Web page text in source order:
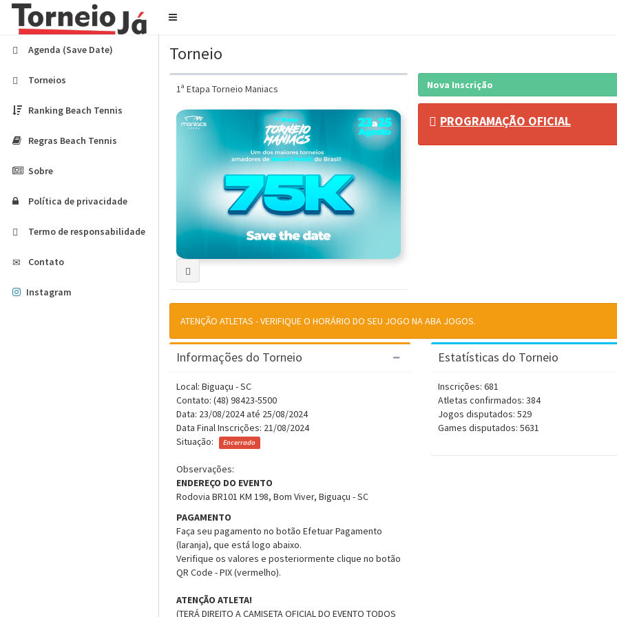
Navegar
Agenda (Save Date)
Torneios
Ranking Beach Tennis
Regras Beach Tennis
Sobre
Política de privacidade
Termo de responsabilidade
Contato
Instagram
Torneio
1ª Etapa Torneio Maniacs Nova Inscrição
PROGRAMAÇÃO OFICIAL
ATENÇÃO ATLETAS - VERIFIQUE O HORÁRIO DO SEU JOGO NA ABA JOGOS.
Informações do Torneio
Local: Biguaçu - SC
Contato: (48) 98423-5500
Data: 23/08/2024 até 25/08/2024
Data Final Inscrições: 21/08/2024
Situação:
Encerrado
Observações:
ENDEREÇO DO EVENTO
Rodovia BR101 KM 198, Bom Viver, Biguaçu - SC
PAGAMENTO
Faça seu pagamento no botão Efetuar Pagamento
(laranja), que está logo abaixo.
Verifique os valores e posteriormente clique no botão
QR Code - PIX (vermelho).
ATENÇÃO ATLETA!
(TERÁ DIREITO A CAMISETA OFICIAL DO EVENTO TODOS
Estatísticas do Torneio
Inscrições: 681
Atletas confirmados: 384
Jogos disputados: 529
Games disputados: 5631